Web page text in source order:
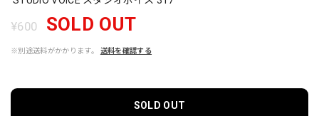
¥600 SOLD OUT
※別途送料がかかります。 送料を確認する
SOLD OUT